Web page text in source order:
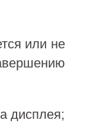
или не
дисплея;